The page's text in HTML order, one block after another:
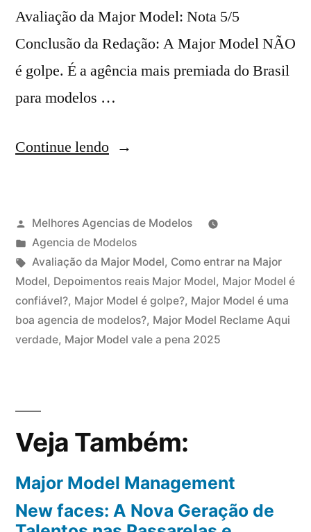
Avaliação da Major Model: Nota 5/5
Conclusão da Redação: A Major Model NÃO
é golpe. É a agência mais premiada do Brasil
para modelos …
Continue lendo“Major
Publicado
por
Melhores Agencias de Modelos
Publicado
em
Agencia de Modelos
Tags:
Avaliação da Major Model, Como entrar na Major
Model, Depoimentos reais Major Model, Major Model é
confiável?, Major Model é golpe?, Major Model é uma
boa agencia de modelos?, Major Model Reclame Aqui
verdade, Major Model vale a pena 2025
Veja Também:
Major Model Management
New faces: A Nova Geração de